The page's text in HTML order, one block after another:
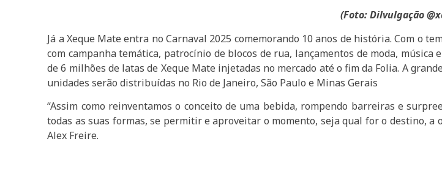
(Foto: Dilvulgação
Já a Xeque Mate entra no Carnaval 2025 comemorando 10 anos de história. Com o
com campanha temática, patrocínio de blocos de rua, lançamentos de moda,
de 6 milhões de latas de Xeque Mate injetadas no mercado até o fim da Folia. A
unidades serão distribuídas no Rio de Janeiro, São Paulo e Minas Gerais
“Assim como reinventamos o conceito de uma bebida, rompendo barreiras e
todas as suas formas, se permitir e aproveitar o momento, seja qual for o destino, a
Alex Freire.